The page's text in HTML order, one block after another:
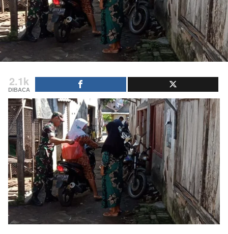
2.1k
DIBACA